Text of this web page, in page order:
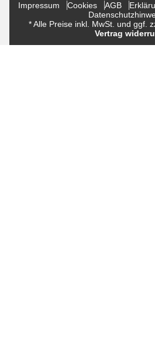
Impressum Cookies AGB
* Alle Preise inkl. MwSt. und ggf.
Vertrag